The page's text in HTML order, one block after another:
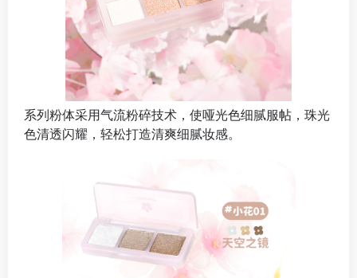
系列粉体采用气流粉碎技术，使哑光色细腻服帖，珠光
色清透闪耀，轻松打造清爽细腻妆感。